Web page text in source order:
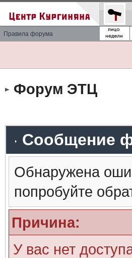
Правила форума
Форум ЭТЦ
Сообщение
Обнаружена
попробуйте
Причина:
У вас нет